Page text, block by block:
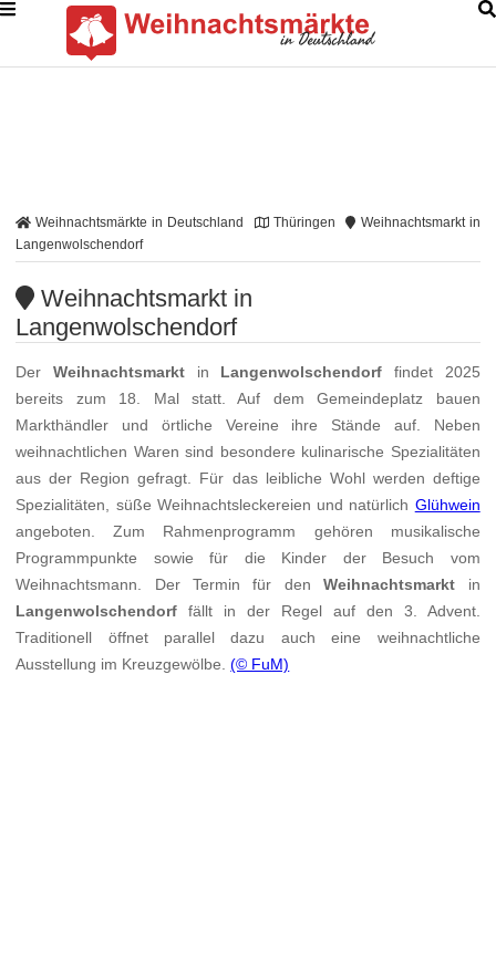
Weihnachtsmärkte in Deutschland Thüringen
Weihnachtsmarkt in
Langenwolschendorf
Weihnachtsmarkt in
Langenwolschendorf
Der Weihnachtsmarktin Langenwolschendorf findet 2025
bereits zum 18. Mal statt. Auf dem Gemeindeplatz bauen
Markthändler und örtliche Vereine ihre Stände auf. Neben
weihnachtlichen Waren sind besondere kulinarische Spezialitäten
aus der Region gefragt. Für das leibliche Wohl werden deftige
Spezialitäten, süße Weihnachtsleckereien und natürlich Glühwein
angeboten. Zum Rahmenprogramm gehören musikalische
Programmpunkte sowie für die Kinder der Besuch vom
Weihnachtsmann. Der Termin für denWeihnachtsmarkt in
Langenwolschendorf fällt in der Regel auf den 3. Advent.
Traditionell öffnet parallel dazu auch eine weihnachtliche
Ausstellung im Kreuzgewölbe.(© FuM)